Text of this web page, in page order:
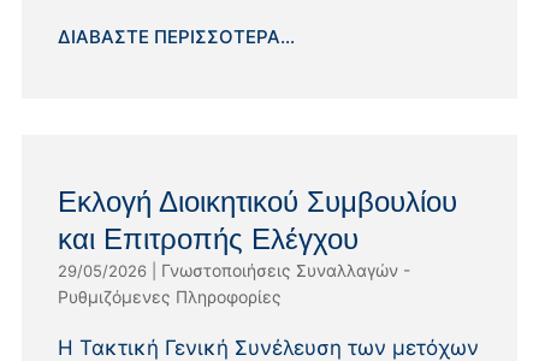
ΔΙΑΒΆΣΤΕ ΠΕΡΙΣΣΌΤΕΡΑ...
Εκλογή Διοικητικού Συμβουλίου
και Επιτροπής Ελέγχου
29/05/2026| Γνωστοποιήσεις Συναλλαγών -
Ρυθμιζόμενες Πληροφορίες
Η Τακτική Γενική Συνέλευση των μετόχων